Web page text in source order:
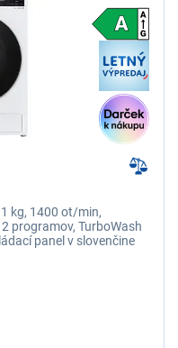
kg, 1400 ot/min,
programov, TurboWash
panel v slovenčine